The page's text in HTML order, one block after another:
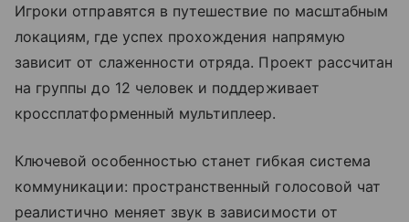
Игроки отправятся в путешествие по масштабным
локациям, где успех прохождения напрямую
зависит от слаженности отряда. Проект рассчитан
на группы до 12 человек и поддерживает
кроссплатформенный мультиплеер.
Ключевой особенностью станет гибкая система
коммуникации: пространственный голосовой чат
реалистично меняет звук в зависимости от